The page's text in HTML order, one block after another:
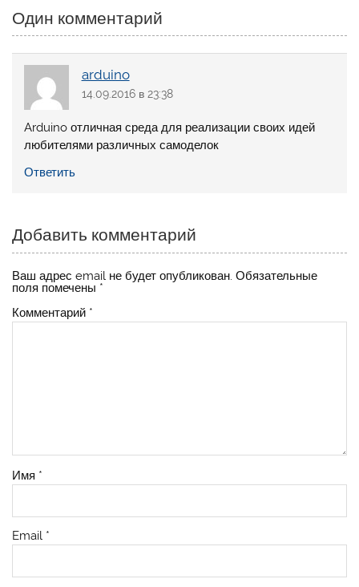
Один комментарий
arduino
14.09.2016 в 23:38
Arduino отличная среда для реализации своих идей
любителями различных самоделок
Ответить
Добавить комментарий
Ваш адрес email не будет опубликован. Обязательные
поля помечены *
Комментарий *
Имя *
Email *